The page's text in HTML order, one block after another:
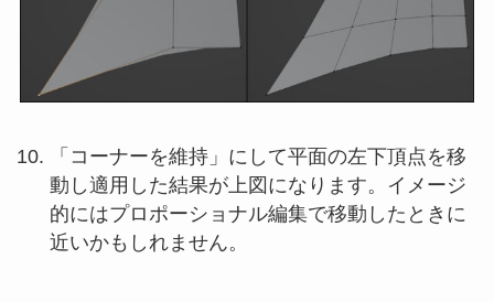
「コーナーを維持」にして平面の左下頂点を移
動し適用した結果が上図になります。イメージ
的にはプロポーショナル編集で移動したときに
近いかもしれません。